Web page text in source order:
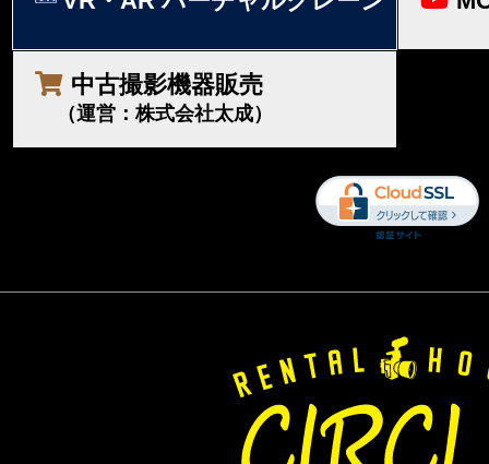
中古撮影機器販売
（運営：株式会社太成）